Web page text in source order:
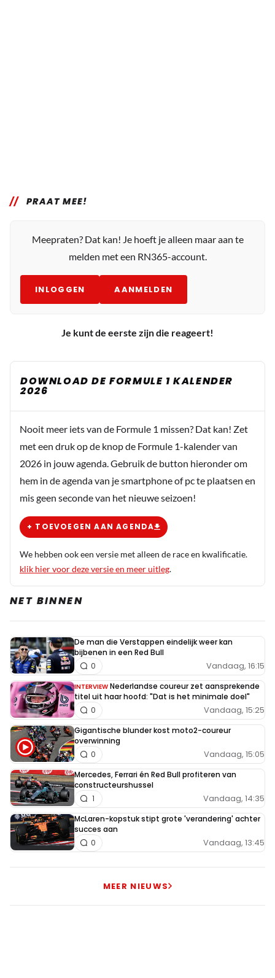
PRAAT MEE!
Meepraten? Dat kan! Je hoeft je alleen maar aan te
melden met een RN365-account.
INLOGGEN AANMELDEN
Je kunt de eerste zijn die reageert!
DOWNLOAD DE FORMULE 1 KALENDER
2026
Nooit meer iets van de Formule 1 missen? Dat kan! Zet
met een druk op de knop de Formule 1-kalender van
2026 in jouw agenda. Gebruik de button hieronder om
hem in de agenda van je smartphone of pc te plaatsen en
mis geen seconde van het nieuwe seizoen!
+ TOEVOEGEN AAN AGENDA
We hebben ook een versie met alleen de race en kwalificatie.
klik hier voor deze versie en meer uitleg.
NET BINNEN
De man die Verstappen eindelijk weer kan
bijbenen in een Red Bull
Vandaag, 16:15
0
INTERVIEW Nederlandse coureur zet aansprekende
titel uit haar hoofd: "Dat is het minimale doel"
Vandaag, 15:25
0
Gigantische blunder kost moto2-coureur
overwinning
Vandaag, 15:05
0
Mercedes, Ferrari én Red Bull profiteren van
constructeurshussel
Vandaag, 14:35
1
McLaren-kopstuk stipt grote 'verandering' achter
succes aan
Vandaag, 13:45
0
MEER NIEUWS